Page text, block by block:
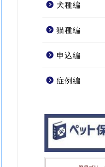
犬種編
猫種編
申込編
症例編